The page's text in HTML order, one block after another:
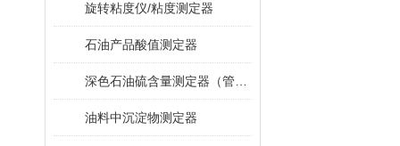
旋转粘度仪/粘度测定器
石油产品酸值测定器
油料中沉淀物测定器